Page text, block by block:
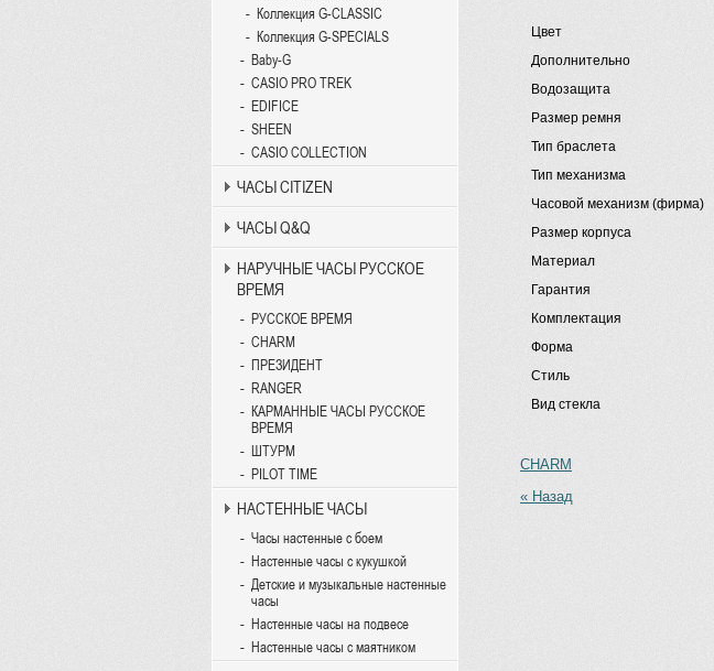
Цвет
Дополнительно
Водозащита
Размер ремня
Тип браслета
Тип механизма
Часовой механизм (фирма)
Размер корпуса
Материал
Гарантия
Комплектация
Форма
Стиль
Вид стекла
CHARM
« Назад
Коллекция G-CLASSIC
Коллекция G-SPECIALS
Baby-G
CASIO PRO TREK
EDIFICE
SHEEN
CASIO COLLECTION
ЧАСЫ CITIZEN
ЧАСЫ Q&Q
НАРУЧНЫЕ ЧАСЫ РУССКОЕ
ВРЕМЯ
РУССКОЕ ВРЕМЯ
CHARM
ПРЕЗИДЕНТ
RANGER
КАРМАННЫЕ ЧАСЫ РУССКОЕ
ВРЕМЯ
ШТУРМ
PILOT TIME
НАСТЕННЫЕ ЧАСЫ
Часы настенные с боем
Настенные часы с кукушкой
Детские и музыкальные настенные
часы
Настенные часы на подвесе
Настенные часы с маятником